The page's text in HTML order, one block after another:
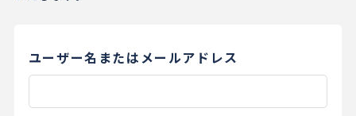
ユーザー名またはメールアドレス